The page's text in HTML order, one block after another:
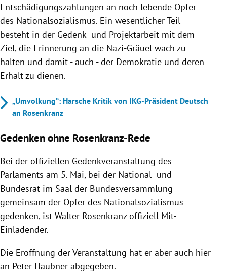
Entschädigungszahlungen an noch lebende Opfer
des Nationalsozialismus. Ein wesentlicher Teil
besteht in der Gedenk- und Projektarbeit mit dem
Ziel, die Erinnerung an die Nazi-Gräuel wach zu
halten und damit - auch - der Demokratie und deren
Erhalt zu dienen.
„Umvolkung“: Harsche Kritik von IKG-Präsident Deutsch
an Rosenkranz
Gedenken ohne Rosenkranz-Rede
Bei der offiziellen Gedenkveranstaltung des
Parlaments am 5. Mai, bei der National- und
Bundesrat im Saal der Bundesversammlung
gemeinsam der Opfer des Nationalsozialismus
gedenken, ist Walter Rosenkranz offiziell Mit-
Einladender.
Die Eröffnung der Veranstaltung hat er aber auch hier
an Peter Haubner abgegeben.